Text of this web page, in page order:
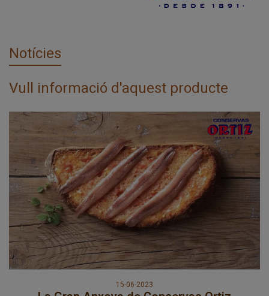
Notícies
Vull informació d'aquest producte
15-06-2023